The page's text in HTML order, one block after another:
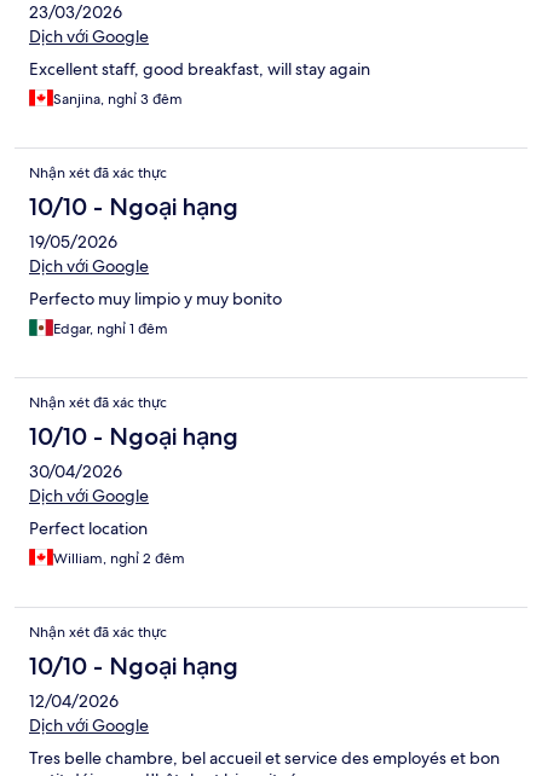
23/03/2026
Dịch với Google
Excellent staff, good breakfast, will stay again
Sanjina, nghỉ 3 đêm
Nhận xét đã xác thực
10/10 - Ngoại hạng
19/05/2026
Dịch với Google
Perfecto muy limpio y muy bonito
Edgar, nghỉ 1 đêm
Nhận xét đã xác thực
10/10 - Ngoại hạng
30/04/2026
Dịch với Google
Perfect location
William, nghỉ 2 đêm
Nhận xét đã xác thực
10/10 - Ngoại hạng
12/04/2026
Dịch với Google
Tres belle chambre, bel accueil et service des employés et bon